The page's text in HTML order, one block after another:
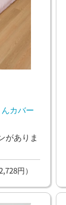
カバー
がありま
円）